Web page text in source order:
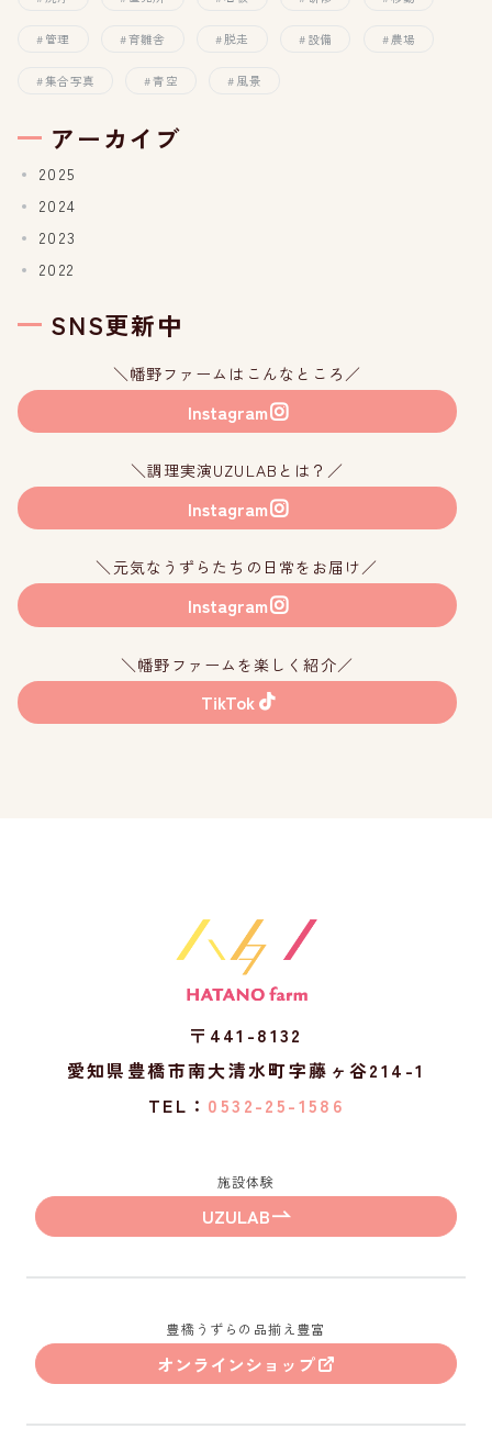
管理 育雛舎 脱走 設備 農場
集合写真 青空 風景
アーカイブ
2025
2024
2023
2022
SNS更新中
＼幡野ファームはこんなところ／
Instagram
＼調理実演UZULABとは？／
Instagram
＼元気なうずらたちの日常をお届け／
Instagram
＼幡野ファームを楽しく紹介／
TikTok
〒441-8132
愛知県豊橋市南大清水町字藤ヶ谷214-1
TEL： 0532-25-1586
施設体験
UZULAB
豊橋うずらの品揃え豊富
オンラインショップ